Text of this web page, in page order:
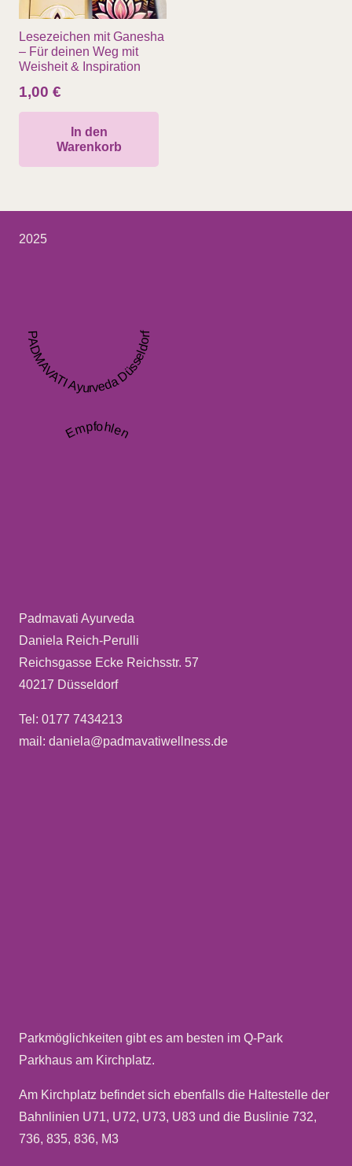
Lesezeichen mit Ganesha
– Für deinen Weg mit
Weisheit & Inspiration
1,00 €
In den
Warenkorb
2025
PADMAVATI Ayurveda Düsseldorf
Empfohlen
Padmavati Ayurveda
Daniela Reich-Perulli
Reichsgasse Ecke Reichsstr. 57
40217 Düsseldorf
Tel: 0177 7434213
mail: daniela@padmavatiwellness.de
Parkmöglichkeiten gibt es am besten im Q-Park
Parkhaus am Kirchplatz.
Am Kirchplatz befindet sich ebenfalls die Haltestelle der
Bahnlinien U71, U72, U73, U83 und die Buslinie 732,
736, 835, 836, M3